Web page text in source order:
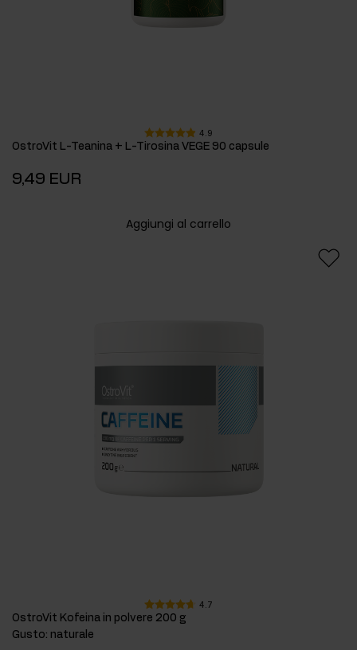
4.9
OstroVit L-Teanina + L-Tirosina VEGE 90 capsule
9,49 EUR
Aggiungi al carrello
4.7
OstroVit Kofeina in polvere 200 g
Gusto: naturale